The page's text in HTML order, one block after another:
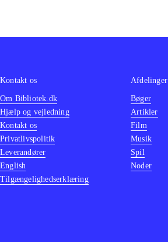
Kontakt os
Om Bibliotek.dk
Hjælp og vejledning
Kontakt os
Privatlivspolitik
Leverandører
English
Tilgængelighedserklæring
Afdelinger
Bøger
Artikler
Film
Musik
Spil
Noder